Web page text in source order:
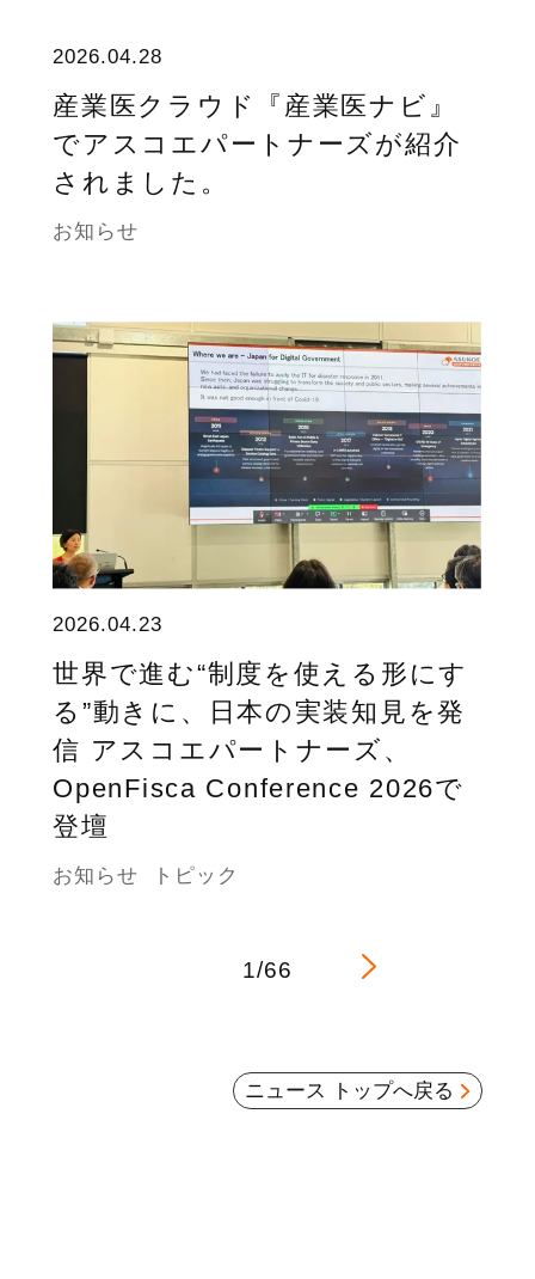
2026.04.28
産業医クラウド『産業医ナビ』
でアスコエパートナーズが紹介
されました。
お知らせ
2026.04.23
世界で進む“制度を使える形にす
る”動きに、日本の実装知見を発
信 アスコエパートナーズ、
OpenFisca Conference 2026で
登壇
お知らせ トピック
1/66
ニュース トップへ戻る